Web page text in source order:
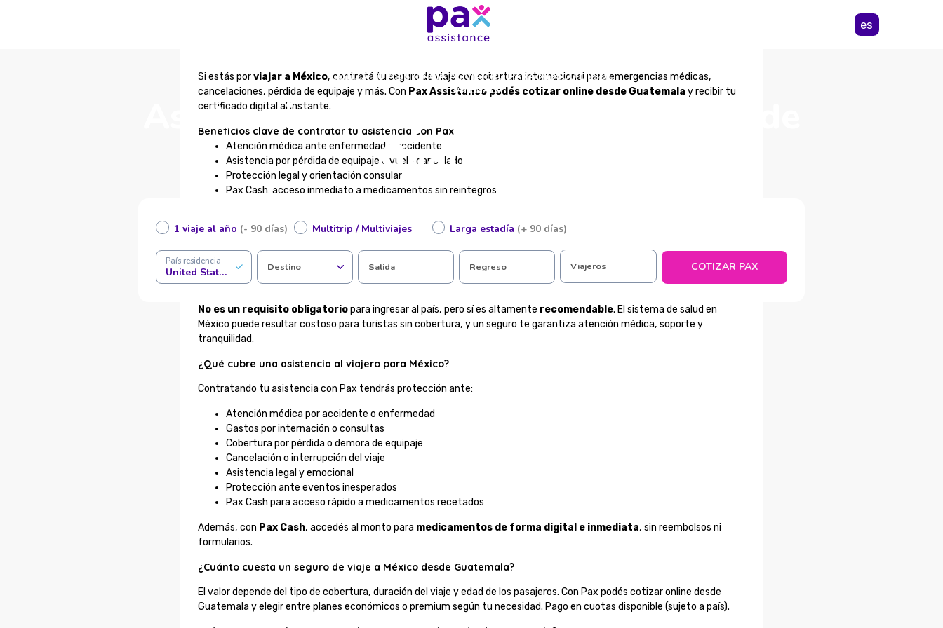
es
COTIZÁ TU ASISTENCIA AL VIAJERO PARA MÉXICO DESDE
GUATEMALA
Asistencia al viajero para México desde
Guatemala
1 viaje al año (- 90 días) Multitrip / Multiviajes Larga estadía (+ 90 días)
País residencia
United States of America Destino Salida Regreso Viajeros COTIZAR PAX
Si estás porviajar a México, contratá tu seguro de viaje con cobertura internacional para emergencias médicas,
cancelaciones, pérdida de equipaje y más. Con Pax Assistance podés cotizar online desde Guatemala y recibir tu
certificado digital al instante.
Beneficios clave de contratar tu asistencia con Pax
Atención médica ante enfermedad o accidente
Asistencia por pérdida de equipaje o vuelo cancelado
Protección legal y orientación consular
Pax Cash: acceso inmediato a medicamentos sin reintegros
Certificado digital válido para trámites o ingreso
Compra online segura desde Guatemala
Completá tus datos en el formulario y descubrí el plan ideal para tu viaje al mejor precio.
¿Es obligatorio contratar asistencia al viajero para ir a México?
No es un requisito obligatoriopara ingresar al país, pero sí es altamente recomendable. El sistema de salud en
México puede resultar costoso para turistas sin cobertura, y un seguro te garantiza atención médica, soporte y
tranquilidad.
¿Qué cubre una asistencia al viajero para México?
Contratando tu asistencia con Pax tendrás protección ante:
Atención médica por accidente o enfermedad
Gastos por internación o consultas
Cobertura por pérdida o demora de equipaje
Cancelación o interrupción del viaje
Asistencia legal y emocional
Protección ante eventos inesperados
Pax Cash para acceso rápido a medicamentos recetados
Además, con Pax Cash, accedés al monto para medicamentos de forma digital e inmediata, sin reembolsos ni
formularios.
¿Cuánto cuesta un seguro de viaje a México desde Guatemala?
El valor depende del tipo de cobertura, duración del viaje y edad de los pasajeros. Con Pax podés cotizar online desde
Guatemala y elegir entre planes económicos o premium según tu necesidad. Pago en cuotas disponible (sujeto a país).